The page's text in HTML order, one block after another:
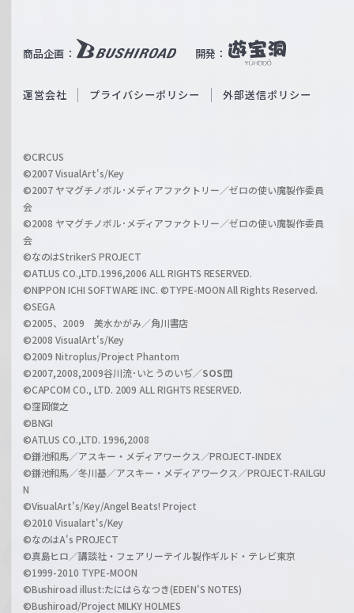
ß
c
a
r
z
商品企画： 開発：
b
O
i
l
h
a
n
l
運営会社 プライバシーポリシー 外部送信ポリシー
©CIRCUS
©2007 VisualArt's/Key
©2007 ヤマグチノボル･メディアファクトリー／ゼロの使い魔製作委員
会
©2008 ヤマグチノボル･メディアファクトリー／ゼロの使い魔製作委員
会
©なのはStrikerS PROJECT
©ATLUS CO.,LTD.1996,2006 ALL RIGHTS RESERVED.
©NIPPON ICHI SOFTWARE INC. ©TYPE-MOON All Rights Reserved.
©SEGA
©2005、2009 美水かがみ／角川書店
©2008 VisualArt's/Key
©2009 Nitroplus/Project Phantom
©2007,2008,2009谷川流･いとうのいぢ／SOS団
©CAPCOM CO., LTD. 2009 ALL RIGHTS RESERVED.
©窪岡俊之
©BNGI
©ATLUS CO.,LTD. 1996,2008
©鎌池和馬／アスキー・メディアワークス／PROJECT-INDEX
©鎌池和馬／冬川基／アスキー・メディアワークス／PROJECT-RAILGU
N
©VisualArt's/Key/Angel Beats! Project
©2010 Visualart's/Key
©なのはA's PROJECT
©真島ヒロ／講談社・フェアリーテイル製作ギルド・テレビ東京
©1999-2010 TYPE-MOON
©Bushiroad illust:たにはらなつき(EDEN'S NOTES)
©Bushiroad/Project MILKY HOLMES